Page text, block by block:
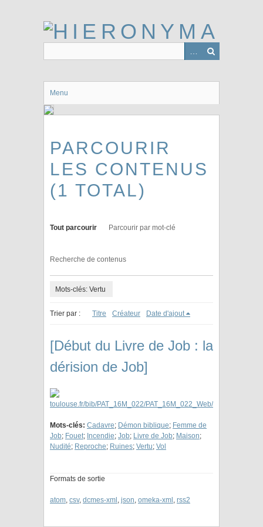
Menu
PARCOURIR
LES CONTENUS
(1 TOTAL)
Tout parcourir Parcourir par mot-clé
Recherche de contenus
Mots-clés: Vertu
Trier par : Titre Créateur Date d'ajout
[Début du Livre de Job : la
dérision de Job]
Mots-clés: Cadavre; Démon biblique; Femme de
Job; Fouet; Incendie; Job; Livre de Job; Maison;
Nudité; Reproche; Ruines; Vertu; Vol
Formats de sortie
atom, csv, dcmes-xml , json, omeka-xml , rss2